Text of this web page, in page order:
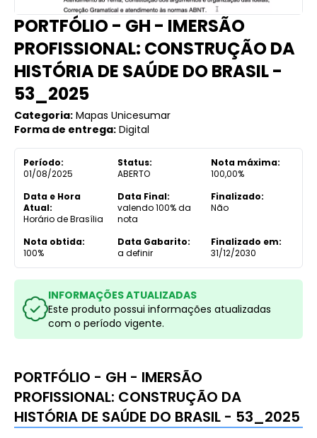
PORTFÓLIO - GH - IMERSÃO
PROFISSIONAL: CONSTRUÇÃO DA
HISTÓRIA DE SAÚDE DO BRASIL -
53_2025
Categoria: Mapas Unicesumar
Forma de entrega: Digital
Período:
01/08/2025
Status:
ABERTO
Nota máxima:
100,00%
Data e Hora
Atual:
Horário de Brasília
Data Final:
valendo 100% da
nota
Finalizado:
Não
Nota obtida:
100%
Data Gabarito:
a definir
Finalizado em:
31/12/2030
INFORMAÇÕES ATUALIZADAS
Este produto possui informações atualizadas
com o período vigente.
PORTFÓLIO - GH - IMERSÃO
PROFISSIONAL: CONSTRUÇÃO DA
HISTÓRIA DE SAÚDE DO BRASIL - 53_2025